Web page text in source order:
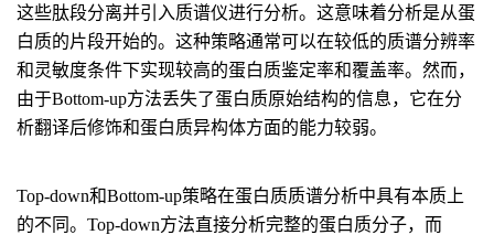
这些肽段分离并引入质谱仪进行分析。这意味着分析是从蛋
白质的片段开始的。这种策略通常可以在较低的质谱分辨率
和灵敏度条件下实现较高的蛋白质鉴定率和覆盖率。然而，
由于Bottom-up方法丢失了蛋白质原始结构的信息，它在分
析翻译后修饰和蛋白质异构体方面的能力较弱。
Top-down和Bottom-up策略在蛋白质质谱分析中具有本质上
的不同。Top-down方法直接分析完整的蛋白质分子，而